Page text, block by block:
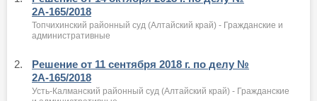
2А-165/2018
Топчихинский районный суд (Алтайский край) - Гражданские и
административные
2.
Решение от 11 сентября 2018 г. по делу №
2А-165/2018
Усть-Калманский районный суд (Алтайский край) - Гражданские